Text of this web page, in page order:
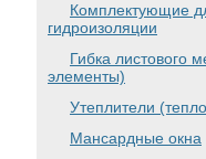
Комплектующие
гидроизоляции
Гибка листового
элементы)
Утеплители
Мансардные окна